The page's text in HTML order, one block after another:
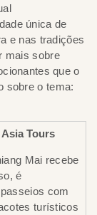
única de
e nas tradições
mais sobre
que o
sobre o tema:
Tours
Mai recebe
é
com
turísticos